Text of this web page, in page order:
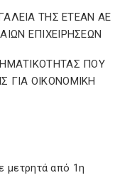
μετρητά από 1η
ΤΗΣ ΕΤΕΑΝ ΑΕ
ΕΠΙΧΕΙΡΗΣΕΩΝ
ΠΟΥ
ΓΙΑ ΟΙΚΟΝΟΜΙΚΗ